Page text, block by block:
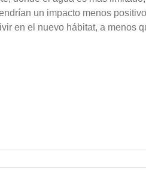
un impacto menos
en el nuevo hábitat, a menos